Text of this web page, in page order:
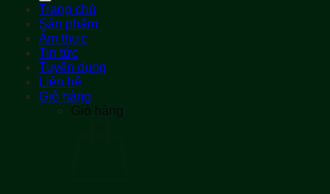
Trang chủ
Sản phẩm
Ẩm thực
Tin tức
Tuyển dụng
Liên hệ
Giỏ hàng
Giỏ hàng